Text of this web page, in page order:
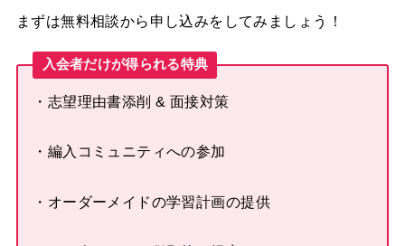
まずは無料相談から申し込みをしてみましょう！
入会者だけが得られる特典
・志望理由書添削 & 面接対策
・編入コミュニティへの参加
・オーダーメイドの学習計画の提供